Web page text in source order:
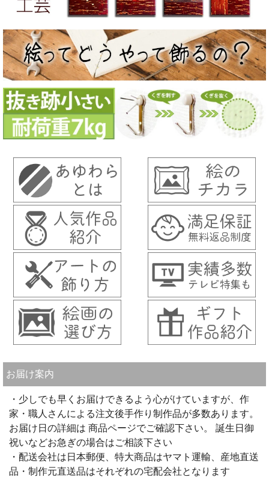
お届け案内
・少しでも早くお届けできるよう心がけていますが、作
家・職人さんによる注文後手作り制作品が多数あります。
お届け日の詳細は 商品ページでご確認下さい。 誕生日御
祝いなどお急ぎの場合はご相談下さい
・配送会社は日本郵便、特大商品はヤマト運輸、産地直送
品・制作元直送品はそれぞれの宅配会社となります